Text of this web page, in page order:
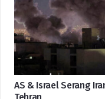
AS & Israel Serang